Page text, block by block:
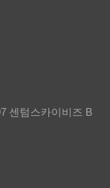
센텀스카이비즈 B